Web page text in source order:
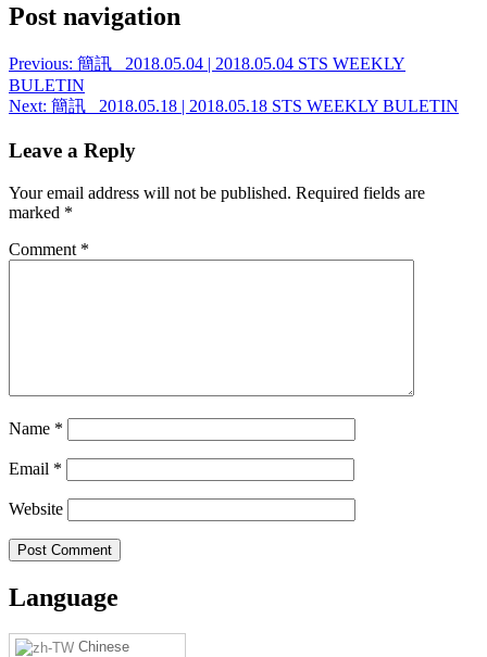
Post navigation
Previous: 簡訊_ 2018.05.04 | 2018.05.04 STS WEEKLY
BULETIN
Next: 簡訊_ 2018.05.18 | 2018.05.18 STS WEEKLY BULETIN
Leave a Reply
Your email address will not be published. Required fields are
marked *
Comment *
Name *
Email *
Website
Language
Chinese